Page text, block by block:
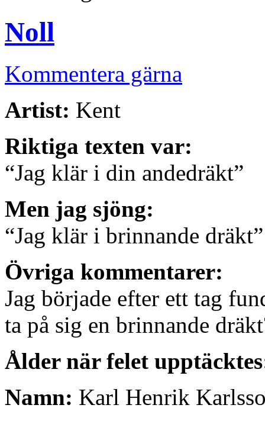
Noll
Kommentera gärna
Artist: Kent
Riktiga texten var:
“Jag klär i din andedräkt”
Men jag sjöng:
“Jag klär i brinnande dräkt”
Övriga kommentarer:
Jag började efter ett tag
ta på sig en brinnande
Ålder när felet
Namn: Karl Henrik